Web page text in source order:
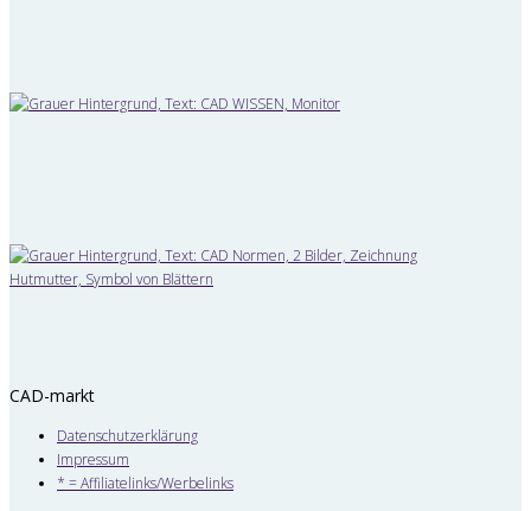
CAD-markt
Datenschutzerklärung
Impressum
* = Affiliatelinks/Werbelinks